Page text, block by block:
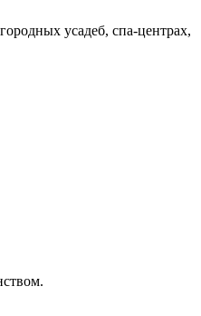
усадеб, спа-центрах,